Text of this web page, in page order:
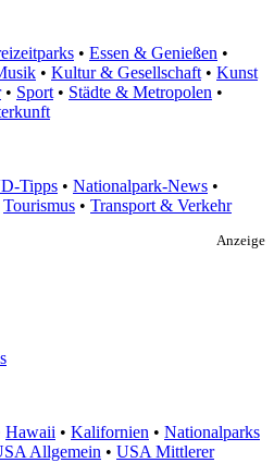
• Essen & Genießen •
• Kultur & Gesellschaft • Kunst
• Sport • Städte & Metropolen •
Tipps • Nationalpark-News •
Tourismus • Transport & Verkehr
Anzeige
Hawaii • Kalifornien • Nationalparks
Allgemein • USA Mittlerer